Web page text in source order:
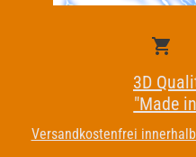
3D
"Made
Versandkostenfrei